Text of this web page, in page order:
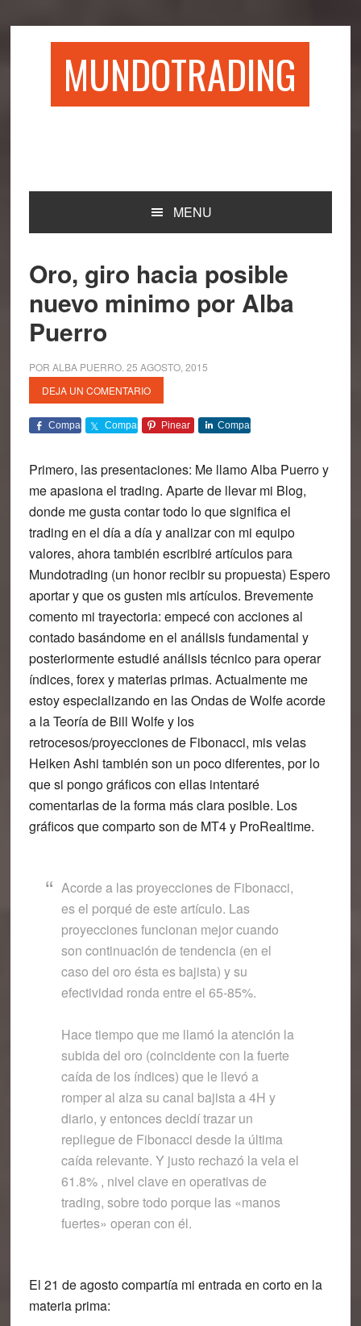
MUNDOTRADING
MENU
Oro, giro hacia posible
nuevo minimo por Alba
Puerro
POR ALBA PUERRO. 25 AGOSTO, 2015
DEJA UN COMENTARIO
Comparte Comparte Pinear Comparte
Primero, las presentaciones: Me llamoAlba Puerroy
me apasiona el trading. Aparte de llevar mi Blog,
donde me gusta contar todo lo que significa el
trading en el día a día y analizar con mi equipo
valores, ahora también escribiré artículos para
Mundotrading (un honor recibir su propuesta) Espero
aportar y que os gusten mis artículos. Brevemente
comento mi trayectoria: empecé con acciones al
contado basándome en el análisis fundamental y
posteriormente estudié análisis técnico para operar
índices, forex y materias primas. Actualmente me
estoy especializando en lasOndas de Wolfeacorde
a la Teoría de Bill Wolfe y los
retrocesos/proyecciones de Fibonacci, mis velas
Heiken Ashi también son un poco diferentes, por lo
que si pongo gráficos con ellas intentaré
comentarlas de la forma más clara posible. Los
gráficos que comparto son de MT4 y ProRealtime.
Acorde a las proyecciones de Fibonacci,
es el porqué de este artículo. Las
proyecciones funcionan mejor cuando
son continuación de tendencia (en el
caso del oro ésta es bajista) y su
efectividad ronda entre el 65-85%.
Hace tiempo que me llamó la atención la
subida del oro (coincidente con la fuerte
caída de los índices) que le llevó a
romper al alza su canal bajista a 4H y
diario, y entonces decidí trazar un
repliegue de Fibonacci desde la última
caída relevante. Y justo rechazó la vela el
61.8% , nivel clave en operativas de
trading, sobre todo porque las «manos
fuertes» operan con él.
El 21 de agosto compartía mi entrada en corto en la
materia prima: